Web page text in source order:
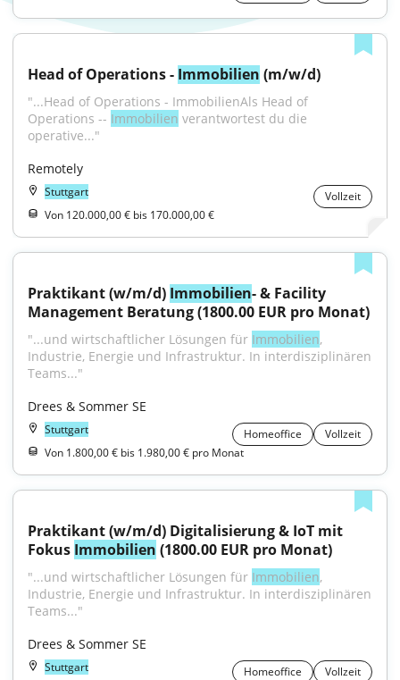
Head of Operations - Immobilien (m/w/d)
"...Head of Operations - ImmobilienAls Head of
Operations -- Immobilien verantwortest du die
operative..."
Remotely
Stuttgart
Vollzeit
Von 120.000,00 € bis 170.000,00 €
Praktikant (w/m/d) Immobilien- & Facility
Management Beratung (1800.00 EUR pro Monat)
"...und wirtschaftlicher Lösungen für Immobilien,
Industrie, Energie und Infrastruktur. In interdisziplinären
Teams..."
Drees & Sommer SE
Stuttgart Homeoffice
Vollzeit
Von 1.800,00 € bis 1.980,00 € pro Monat
Praktikant (w/m/d) Digitalisierung & IoT mit
Fokus Immobilien (1800.00 EUR pro Monat)
"...und wirtschaftlicher Lösungen für Immobilien,
Industrie, Energie und Infrastruktur. In interdisziplinären
Teams..."
Drees & Sommer SE
Stuttgart Homeoffice
Vollzeit